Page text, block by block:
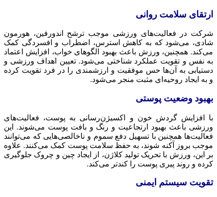
ارتقای سلامت روانی
شرکت در فعالیت‌های ورزشی موجب ترشح اندورفین، هورمون
شادی، می‌شود که به کاهش استرس، اضطراب و افسردگی کمک
می‌کند. همچنین، ورزش باعث بهبود الگوهای خواب، افزایش اعتماد
به نفس و تقویت عملکرد شناختی می‌شود. تعیین اهداف ورزشی و
دستیابی به آن‌ها حس موفقیت و ارزشمندی را در فرد تقویت کرده
و به ایجاد روحیه‌ای مثبت منجر می‌شود.
بهبود وضعیت پوستی
با افزایش گردش خون و اکسیژن‌رسانی به پوست، فعالیت‌های
ورزشی باعث بهبود ارتجاعیت و رنگ و بافت پوست می‌شوند. این
فعالیت‌ها همچنین با تسهیل دفع سموم و ناخالصی‌هایی که می‌توانند
موجب بروز آکنه شوند، به حفظ سلامت پوست کمک می‌کنند. علاوه
بر این، ورزش با تحریک تولید کلاژن، از ایجاد چین و چروک جلوگیری
کرده و روند پیری پوست را کندتر می‌کند.
تقویت سیستم ایمنی